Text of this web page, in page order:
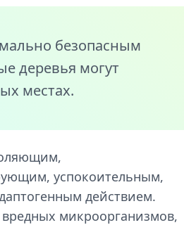
безопасным
деревья могут
местах.
успокоительным,
действием.
микроорганизмов,